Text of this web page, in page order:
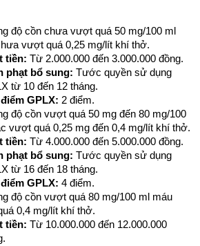
độ cồn chưa vượt quá 50 mg/100 ml
vượt quá 0,25 mg/lít khí thở.
tiền: Từ 2.000.000 đến 3.000.000 đồng.
phạt bổ sung: Tước quyền sử dụng
từ 10 đến 12 tháng.
GPLX: 2 điểm.
độ cồn vượt quá 50 mg đến 80 mg/100
vượt quá 0,25 mg đến 0,4 mg/lít khí thở.
tiền: Từ 4.000.000 đến 5.000.000 đồng.
phạt bổ sung: Tước quyền sử dụng
từ 16 đến 18 tháng.
GPLX: 4 điểm.
độ cồn vượt quá 80 mg/100 ml máu
0,4 mg/lít khí thở.
tiền: Từ 10.000.000 đến 12.000.000